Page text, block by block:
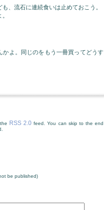
、流石に連続食いは止めておこう。
かよ。同じのをもう一冊買ってどうす
RSS 2.0 feed. You can skip to the end
be published)